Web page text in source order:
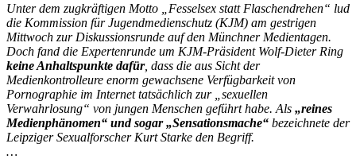
Unter dem zugkräftigen Motto „Fesselsex statt Flaschendrehen“ lud
die Kommission für Jugendmedienschutz (KJM) am gestrigen
Mittwoch zur Diskussionsrunde auf den Münchner Medientagen.
Doch fand die Expertenrunde um KJM-Präsident Wolf-Dieter Ring
keine Anhaltspunkte dafür, dass die aus Sicht der
Medienkontrolleure enorm gewachsene Verfügbarkeit von
Pornographie im Internet tatsächlich zur „sexuellen
Verwahrlosung“ von jungen Menschen geführt habe. Als „reines
Medienphänomen“ und sogar „Sensationsmache“ bezeichnete der
Leipziger Sexualforscher Kurt Starke den Begriff.
…